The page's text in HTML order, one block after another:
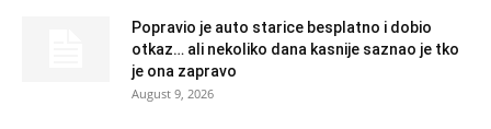
Popravio je auto starice besplatno i dobio
otkaz… ali nekoliko dana kasnije saznao je tko
je ona zapravo
August 9, 2026